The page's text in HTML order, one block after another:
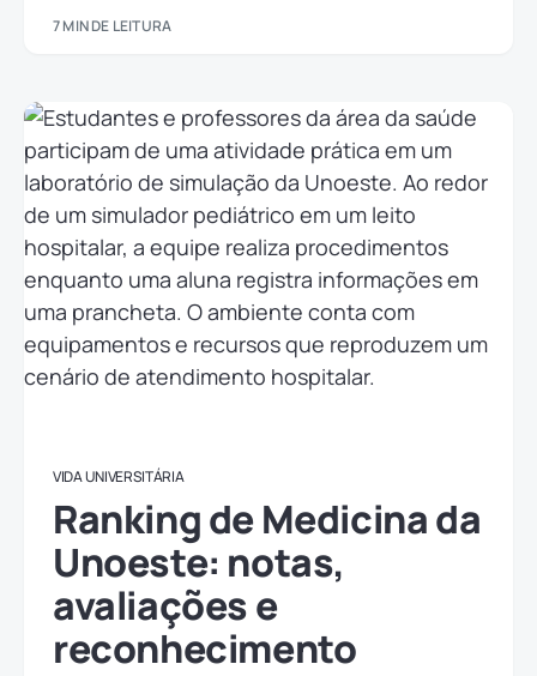
7 MIN DE LEITURA
VIDA UNIVERSITÁRIA
Ranking de Medicina da
Unoeste: notas,
avaliações e
reconhecimento